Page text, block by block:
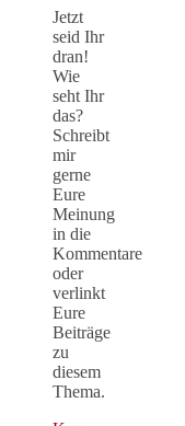
Jetzt
seid Ihr
dran!
Wie
seht Ihr
das?
Schreibt
mir
gerne
Eure
Meinung
in die
Kommentare
oder
verlinkt
Eure
Beiträge
zu
diesem
Thema.